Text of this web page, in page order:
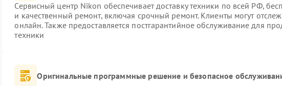
Сервисный центр Nikon обеспечивает доставку техники по всей РФ,
и качественный ремонт, включая срочный ремонт. Клиенты могут
онлайн. Также предоставляется постгарантийное обслуживание для
техники
Оригинальные программные решение и безопасное